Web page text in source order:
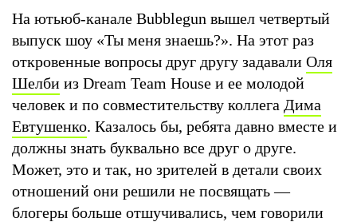
На ютьюб-канале Bubblegun вышел четвертый
выпуск шоу «Ты меня знаешь?». На этот раз
откровенные вопросы друг другу задавали Оля
Шелби из Dream Team House и ее молодой
человек и по совместительству коллега Дима
Евтушенко. Казалось бы, ребята давно вместе и
должны знать буквально все друг о друге.
Может, это и так, но зрителей в детали своих
отношений они решили не посвящать —
блогеры больше отшучивались, чем говорили